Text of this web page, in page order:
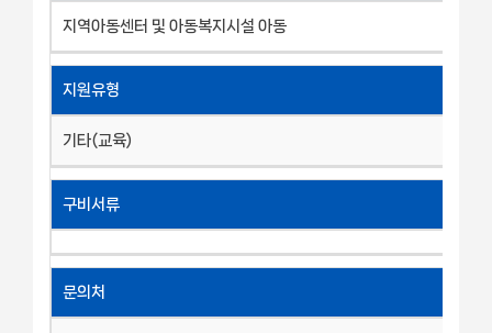
지역아동센터 및 아동복지시설 아동
지원유형
기타(교육)
구비서류
문의처